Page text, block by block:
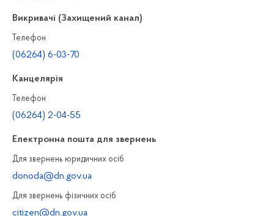
Викривачі (Захищений канал)
Телефон
(06264) 6-03-70
Канцелярiя
Телефон
(06264) 2-04-55
Електронна пошта для звернень
Для звернень юридичних осiб
donoda@dn.gov.ua
Для звернень фізичних осiб
citizen@dn.gov.ua